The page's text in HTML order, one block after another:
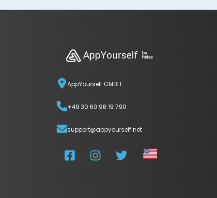
AppYourself GMBH
+49 30 60 98 19 790
support@appyourself.net